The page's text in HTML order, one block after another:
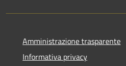
Amministrazione trasparente
Informativa privacy